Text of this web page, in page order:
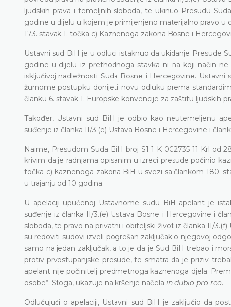
ljudskih prava i temeljnih sloboda, te ukinuo Presudu
godine u dijelu u kojem je primijenjeno materijalno pravo u
173. stavak 1. točka c) Kaznenoga zakona Bosne i
Ustavni sud BiH je u odluci istaknuo da ukidanje Presude
godine u dijelu iz prethodnoga stavka ni na koji način
isključivoj nadležnosti Suda Bosne i Hercegovine.
žurnome postupku donijeti novu odluku prema
članku 6. stavak 1. Europske konvencije za zaštitu ljudskih
Također, Ustavni sud BiH je odbio kao neutemeljenu
suđenje iz članka II/3.(e) Ustava Bosne i Hercegovine i
Naime, Presudom Suda BiH broj S1 1 K 002735 11 Krl od
krivim da je radnjama opisanim u izreci presude počinio
točka c) Kaznenoga zakona BiH u svezi sa člankom 180.
u trajanju od 10 godina.
U apelaciji upućenoj Ustavnome sudu BiH apelant je
suđenje iz članka II/3.(e) Ustava Bosne i Hercegovine i
sloboda, te pravo na privatni i obiteljski život iz članka II/
su redoviti sudovi izveli pogrešan zaključak o njegovoj
samo na jedan zaključak, a to je da je Sud BiH trebao i
protiv prvostupanjske presude, te smatra da je priziv
apelant nije počinitelj predmetnoga kaznenoga djela.
osobe“. Stoga, ukazuje na kršenje načela in dubio pro reo.
Odlučujući o apelaciji, Ustavni sud BiH je zaključio da